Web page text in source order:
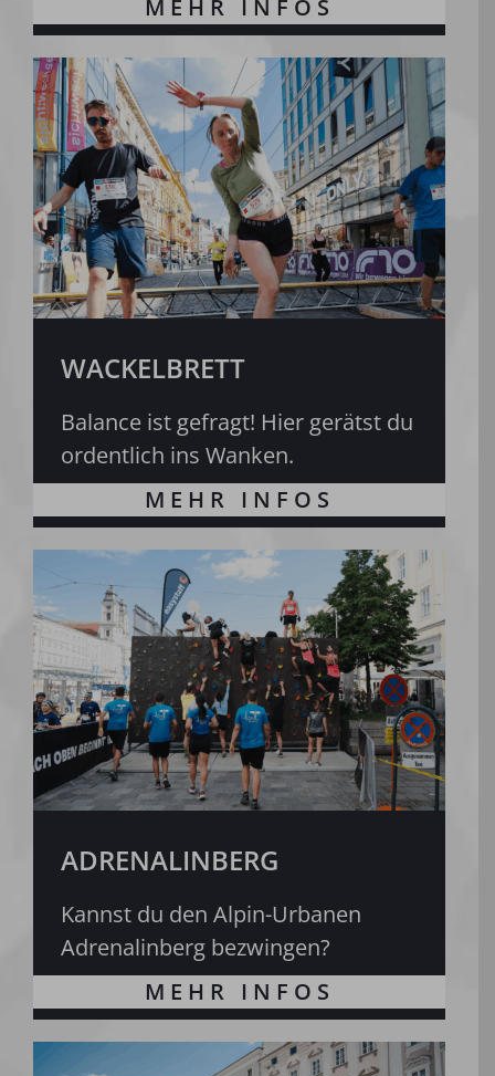
WACKELBRETT
Balance ist gefragt! Hier gerätst du
ordentlich ins Wanken.
ADRENALINBERG
Kannst du den Alpin-Urbanen
Adrenalinberg bezwingen?